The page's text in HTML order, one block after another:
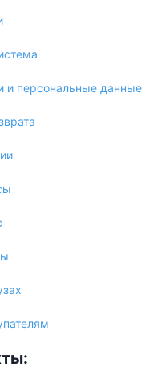
и персональные данные